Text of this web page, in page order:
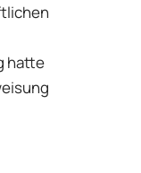
hatte